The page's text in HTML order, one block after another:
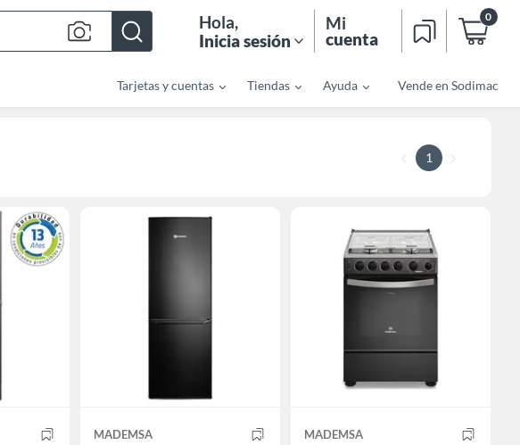
Hola,
Inicia sesión
Mi
cuenta
0
Tarjetas y cuentas Tiendas Ayuda Vende en Sodimac
1
MADEMSA MADEMSA